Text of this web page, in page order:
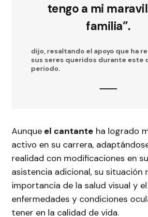
tengo a mi
familia”.
dijo, resaltando el apoyo que ha
sus seres queridos durante este
periodo.
Aunque el cantante ha logrado
activo en su carrera,
realidad con modificaciones en
asistencia adicional, su situación
importancia de la salud visual y
enfermedades y condiciones
tener en la calidad de vida.